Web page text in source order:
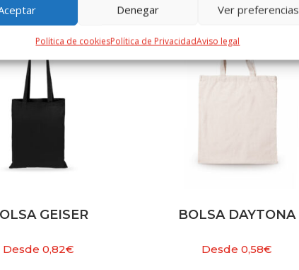
Denegar Ver preferencias
Política de cookiesPolítica de PrivacidadAviso legal
GEISER
Desde0,82€
BOLSA DAYTONA
Desde0,58€